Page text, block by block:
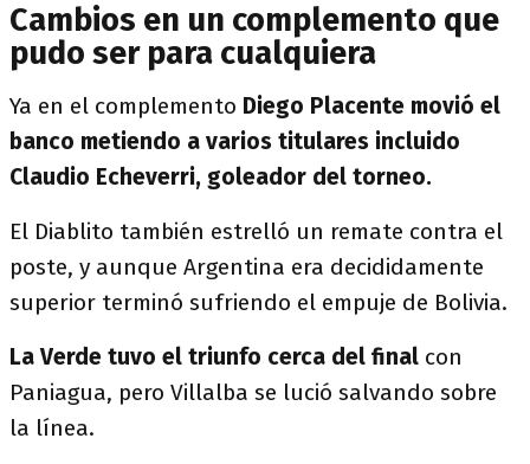
Cambios en un complemento que
pudo ser para cualquiera
Ya en el complemento Diego Placente movió el
banco metiendo a varios titulares incluido
Claudio Echeverri, goleador del torneo.
El Diablito también estrelló un remate contra el
poste, y aunque Argentina era decididamente
superior terminó sufriendo el empuje de Bolivia.
La Verde tuvo el triunfo cerca del final con
Paniagua, pero Villalba se lució salvando sobre
la línea.